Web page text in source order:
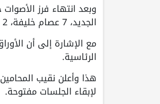
الجديد، 7 عصام خليفة، 2 زياد بارود، 1 صلاح حنين، 1 ميلاد أبو ملهب، و15 ملغاة.
الرئاسية.
هذا وأعلن نقيب
لإبقاء الجلسات مفتوحة.